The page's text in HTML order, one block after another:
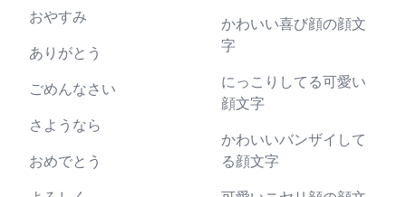
おやすみ
ありがとう
ごめんなさい
さようなら
おめでとう
かわいい喜び顔の顔文
字
にっこりしてる可愛い
顔文字
かわいいバンザイして
る顔文字